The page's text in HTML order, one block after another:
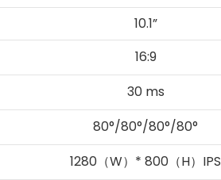
10.1”
16:9
30 ms
80°/80°/80°/80°
1280（W）* 800（H）IPS